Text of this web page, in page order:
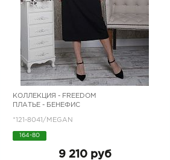
КОЛЛЕКЦИЯ - FREEDOM
ПЛАТЬЕ - БЕНЕФИС
*121-8041/MEGAN
164-80
9 210 руб